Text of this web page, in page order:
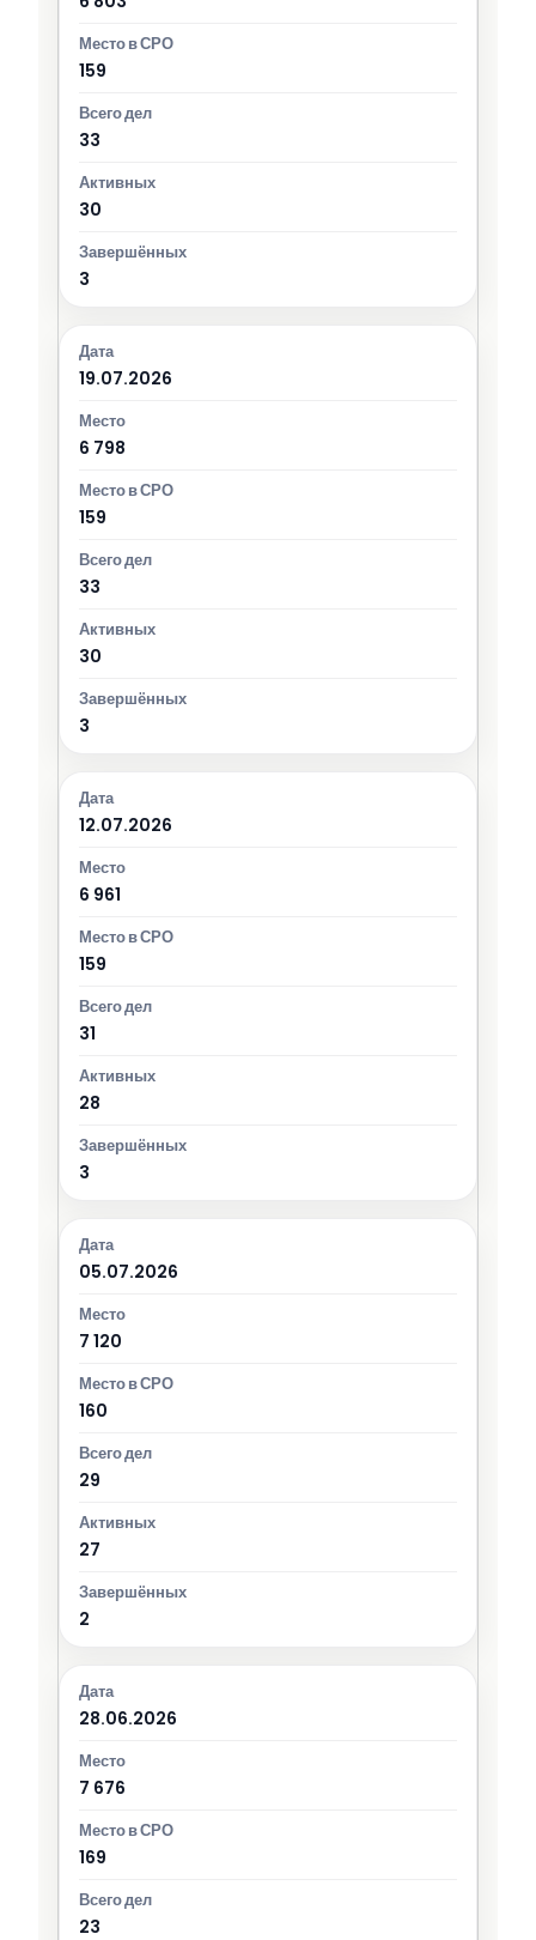
159
33
30
3
19.07.2026
6 798
159
33
30
3
12.07.2026
6 961
159
31
28
3
05.07.2026
7 120
160
29
27
2
28.06.2026
7 676
169
23